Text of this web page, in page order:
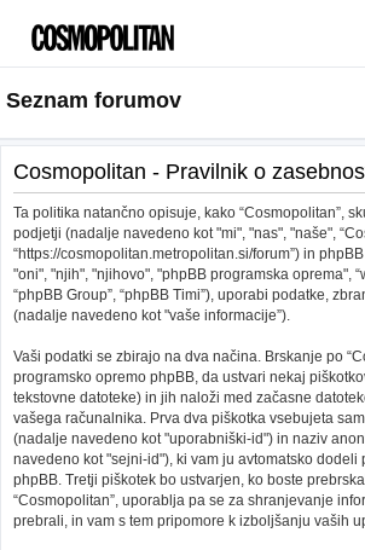
Seznam forumov
Cosmopolitan - Pravilnik o
Ta politika natančno opisuje, kako “Cosmopolitan”,
podjetji (nadalje navedeno kot "mi", "nas", "naše",
“https://cosmopolitan.metropolitan.si/forum”) in
"oni", "njih", "njihovo", "phpBB programska oprema",
“phpBB Group”, “phpBB Timi”), uporabi podatke,
(nadalje navedeno kot "vaše informacije”).
Vaši podatki se zbirajo na dva načina. Brskanje po
programsko opremo phpBB, da ustvari nekaj
tekstovne datoteke) in jih naloži med začasne
vašega računalnika. Prva dva piškotka vsebujeta
(nadalje navedeno kot "uporabniški-id") in naziv
navedeno kot "sejni-id"), ki vam ju avtomatsko dodeli
phpBB. Tretji piškotek bo ustvarjen, ko boste
“Cosmopolitan”, uporablja pa se za shranjevanje
prebrali, in vam s tem pripomore k izboljšanju vaših